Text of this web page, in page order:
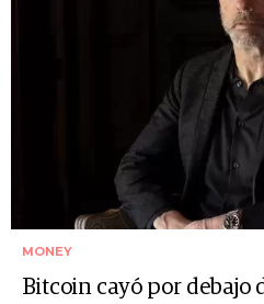
MONEY
Bitcoin cayó por debajo